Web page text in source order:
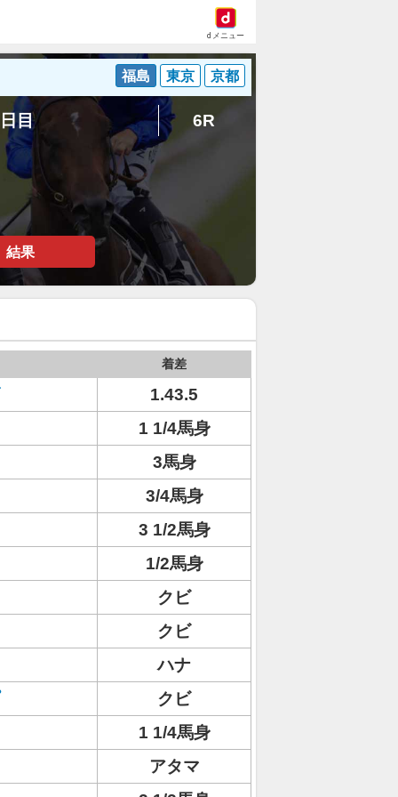
dメニュー
福島 東京 京都
目 6R
結果
着差
1.43.5
1 1/4馬身
3馬身
3/4馬身
3 1/2馬身
1/2馬身
クビ
クビ
ハナ
クビ
1 1/4馬身
アタマ